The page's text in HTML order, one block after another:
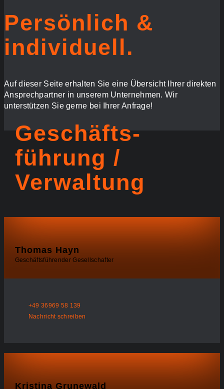
Persönlich &
individuell.
Auf dieser Seite erhalten Sie eine Übersicht Ihrer direkten
Ansprechpartner in unserem Unternehmen. Wir
unterstützen Sie gerne bei Ihrer Anfrage!
Geschäfts­
führung /
Verwaltung
Thomas Hayn
Geschäftsführender Gesellschafter
+49 36969 58 139
Nachricht schreiben
Kristina Grunewald